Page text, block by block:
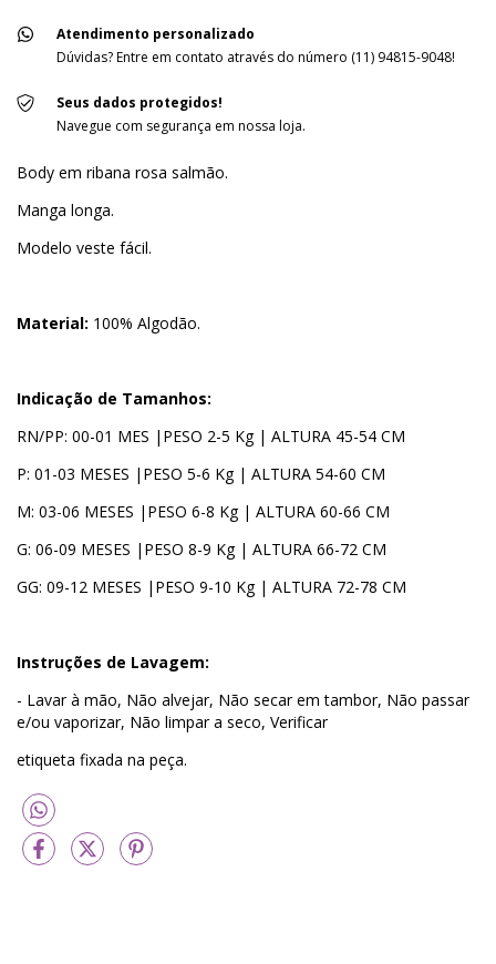
Atendimento personalizado
Dúvidas? Entre em contato através do número (11) 94815-9048!
Seus dados protegidos!
Navegue com segurança em nossa loja.
Body em ribana rosa salmão.
Manga longa.
Modelo veste fácil.
Material: 100% Algodão.
Indicação de Tamanhos:
RN/PP: 00-01 MES |PESO 2-5 Kg | ALTURA 45-54 CM
P: 01-03 MESES |PESO 5-6 Kg | ALTURA 54-60 CM
M: 03-06 MESES |PESO 6-8 Kg | ALTURA 60-66 CM
G: 06-09 MESES |PESO 8-9 Kg | ALTURA 66-72 CM
GG: 09-12 MESES |PESO 9-10 Kg | ALTURA 72-78 CM
Instruções de Lavagem:
- Lavar à mão, Não alvejar, Não secar em tambor, Não passar
e/ou vaporizar, Não limpar a seco, Verificar
etiqueta fixada na peça.